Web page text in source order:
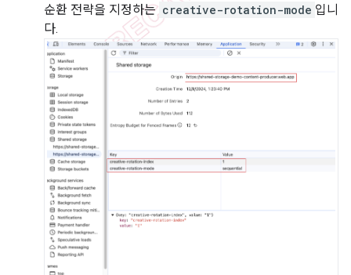
순환 전략을 지정하는 creative-rotation-mode 입니
다.